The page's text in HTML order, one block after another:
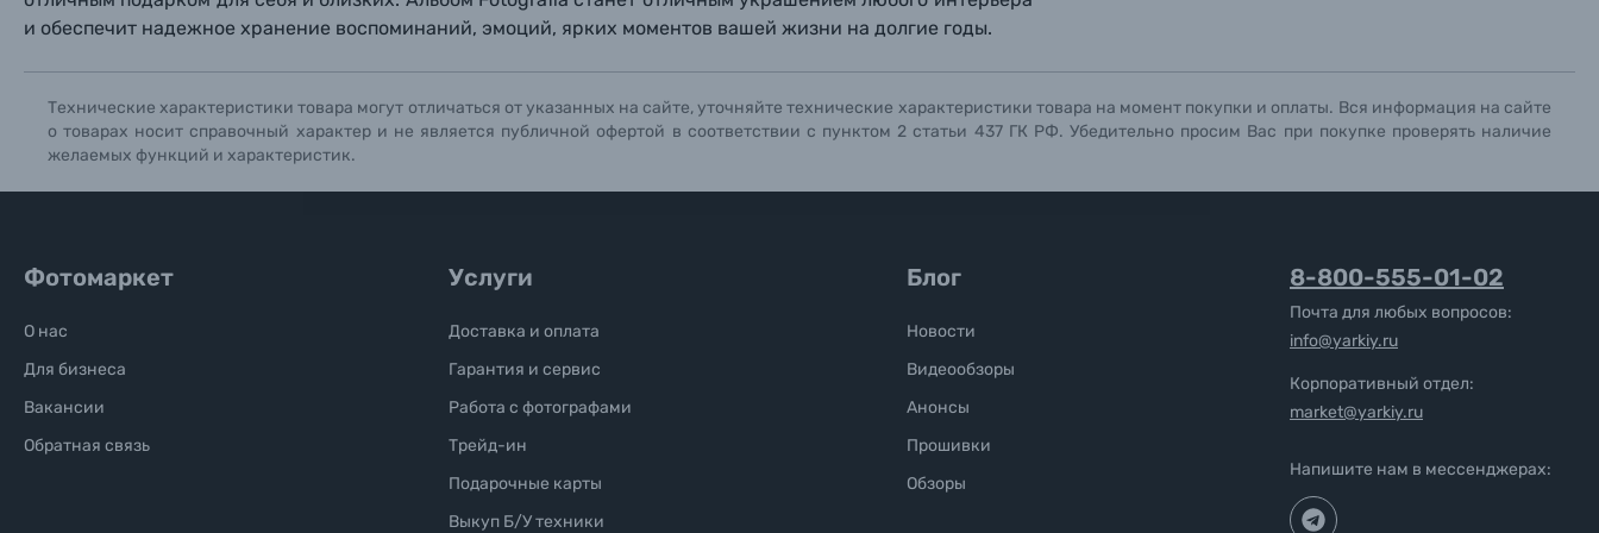
Б/У фототехника (Комиссионные товары)
Уценённые товары
и обеспечит надежное хранение воспоминаний, эмоций, ярких моментов вашей жизни на долгие годы.
Технические характеристики товара могут отличаться от указанных на сайте, уточняйте технические характеристики товара на момент покупки и оплаты. Вся информация на сайте
о товарах носит справочный характер и не является публичной офертой в соответствии с пунктом 2 статьи 437 ГК РФ. Убедительно просим Вас при покупке проверять наличие
желаемых функций и характеристик.
Фотомаркет
О нас
Для бизнеса
Вакансии
Обратная связь
Услуги
Доставка и оплата
Гарантия и сервис
Работа с фотографами
Трейд-ин
Подарочные карты
Выкуп Б/У техники
Блог
Новости
Видеообзоры
Анонсы
Прошивки
Обзоры
8-800-555-01-02
Почта для любых вопросов:
info@yarkiy.ru
Корпоративный отдел:
market@yarkiy.ru
Напишите нам в мессенджерах: